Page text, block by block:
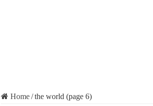
Home/the world (page 6)